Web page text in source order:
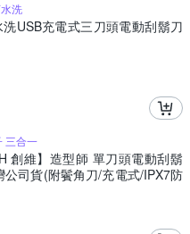
洗
USB充電式三刀頭電動刮鬍刀
三合一
創維】造型師 單刀頭電動刮鬍
公司貨(附鬢角刀/充電式/IPX7防